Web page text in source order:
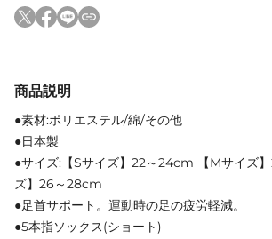
商品説明
●素材:ポリエステル/綿/その他
●日本製
●サイズ:【Sサイズ】22～24cm 【Mサイズ
ズ】26～28cm
●足首サポート。運動時の足の疲労軽減。
●5本指ソックス(ショート)